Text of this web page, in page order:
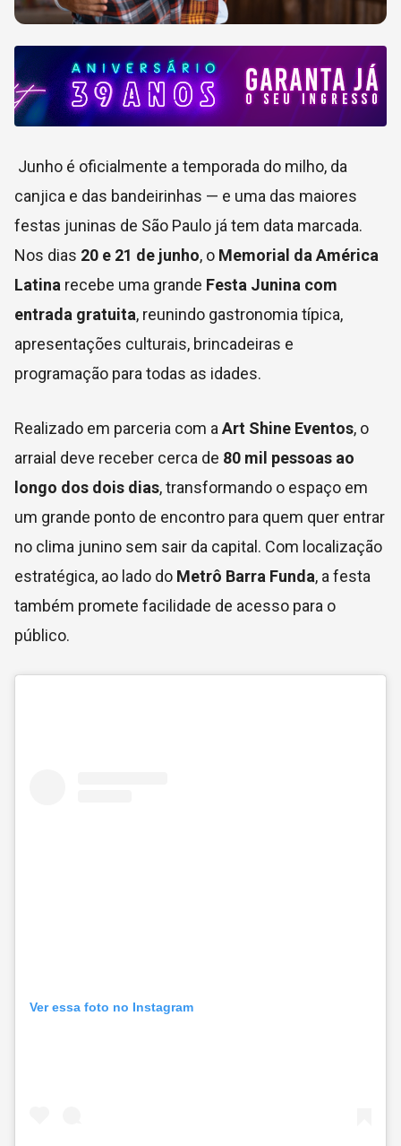
Junho é oficialmente a temporada do milho, da
canjica e das bandeirinhas — e uma das maiores
festas juninas de São Paulo já tem data marcada.
Nos dias 20 e 21 de junho, o Memorial da América
Latina recebe uma grande Festa Junina com
entrada gratuita, reunindo gastronomia típica,
apresentações culturais, brincadeiras e
programação para todas as idades.
Realizado em parceria com aArt Shine Eventos, o
arraial deve receber cerca de 80 mil pessoas ao
longo dos dois dias, transformando o espaço em
um grande ponto de encontro para quem quer entrar
no clima junino sem sair da capital. Com localização
estratégica, ao lado do Metrô Barra Funda, a festa
também promete facilidade de acesso para o
público.
Ver essa foto no Instagram